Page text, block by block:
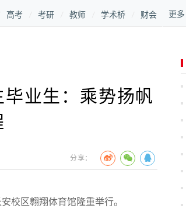
高考 考研 教师 学术桥 财会 更多
业生：乘势扬帆
分享：
区翱翔体育馆隆重举行。